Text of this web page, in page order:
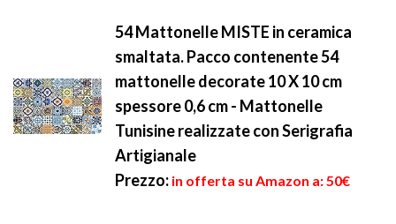
54 Mattonelle MISTE in ceramica
smaltata. Pacco contenente 54
mattonelle decorate 10 X 10 cm
spessore 0,6 cm - Mattonelle
Tunisine realizzate con Serigrafia
Artigianale
Prezzo: in offerta su Amazon a: 50€